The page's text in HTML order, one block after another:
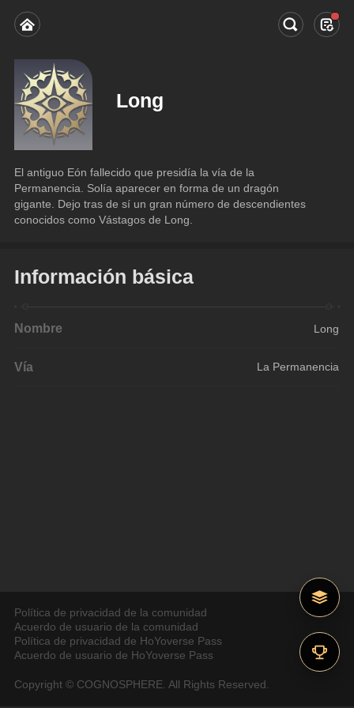
Long
El antiguo Eón fallecido que presidía la vía de la
Permanencia. Solía aparecer en forma de un dragón
gigante. Dejo tras de sí un gran número de descendientes
conocidos como Vástagos de Long.
Información básica
Nombre Long
Vía La Permanencia
Política de privacidad de la comunidad
Acuerdo de usuario de la comunidad
Política de privacidad de HoYoverse Pass
Acuerdo de usuario de HoYoverse Pass
Copyright © COGNOSPHERE. All Rights Reserved.